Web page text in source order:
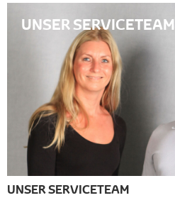
UNSER SERVICETEAM
UNSER SERVICETEAM